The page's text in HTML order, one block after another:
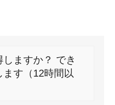
ますか？ でき
す（12時間以